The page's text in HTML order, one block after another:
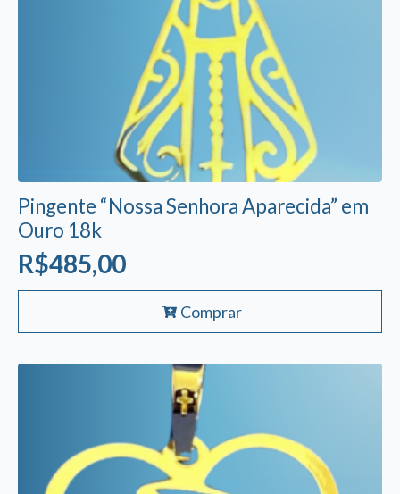
Pingente “Nossa Senhora Aparecida” em
Ouro 18k
R$485,00
Comprar